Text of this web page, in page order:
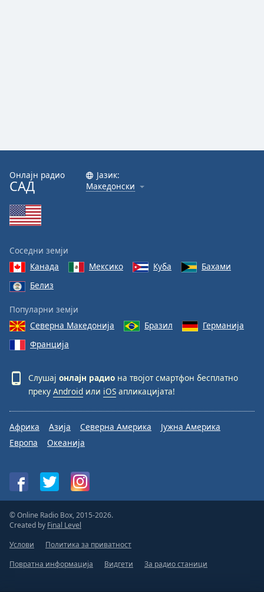
Онлајн радио
САД
Јазик:
Македонски
Соседни земји
Канада
Мексико Куба
Бахами
Белиз
Популарни земји
Северна Македонија
Бразил
Германија
Франција
Слушај онлајн радио на твојот смартфон бесплатно
преку Android или iOS апликацијата!
Африка Азија Северна Америка
Јужна Америка
Европа
Океанија
© Online Radio Box, 2015-2026.
Created by Final Level
Услови
Политика за приватност
Повратна информација
Видгети За радио станици